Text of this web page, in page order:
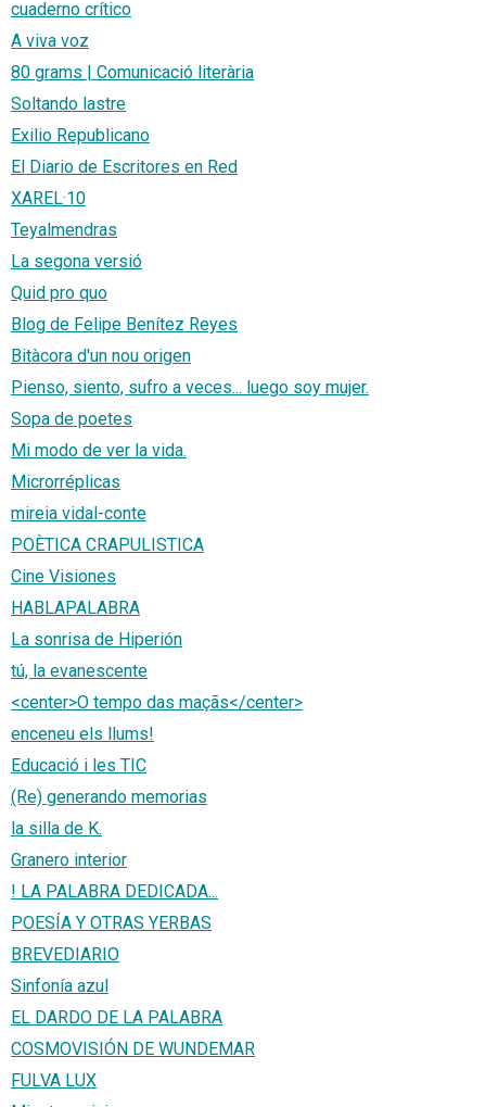
cuaderno crítico
A viva voz
80 grams | Comunicació literària
Soltando lastre
Exilio Republicano
El Diario de Escritores en Red
XAREL·10
Teyalmendras
La segona versió
Quid pro quo
Blog de Felipe Benítez Reyes
Bitàcora d'un nou origen
Pienso, siento, sufro a veces... luego soy mujer.
Sopa de poetes
Mi modo de ver la vida.
Microrréplicas
mireia vidal-conte
POÈTICA CRAPULISTICA
Cine Visiones
HABLAPALABRA
La sonrisa de Hiperión
tú, la evanescente
<center>O tempo das maçãs</center>
enceneu els llums!
Educació i les TIC
(Re) generando memorias
la silla de K.
Granero interior
! LA PALABRA DEDICADA...
POESÍA Y OTRAS YERBAS
BREVEDIARIO
Sinfonía azul
EL DARDO DE LA PALABRA
COSMOVISIÓN DE WUNDEMAR
FULVA LUX